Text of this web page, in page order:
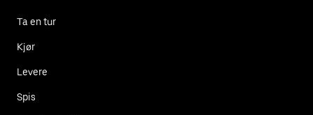
Ta en tur
Kjør
Levere
Spis